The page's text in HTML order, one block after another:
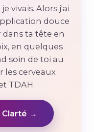
vivais. Alors j'ai
douce
ta tête en
en quelques
soin de toi au
les cerveaux
TDAH.
Clarté →